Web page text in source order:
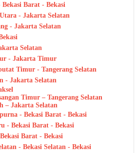
Barat - Bekasi
- Jakarta Selatan
- Jakarta Selatan
Selatan
- Jakarta Timur
Timur - Tangerang Selatan
- Jakarta Selatan
Timur – Tangerang Selatan
– Jakarta Selatan
- Bekasi Barat - Bekasi
- Bekasi Barat - Bekasi
Barat - Bekasi
- Bekasi Selatan - Bekasi